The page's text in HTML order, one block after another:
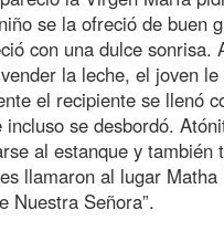
se la ofreció de buen
con una dulce sonrisa.
la leche, el joven
el recipiente se llenó
incluso se desbordó.
al estanque y también
llamaron al lugar Matha
Nuestra Señora”.